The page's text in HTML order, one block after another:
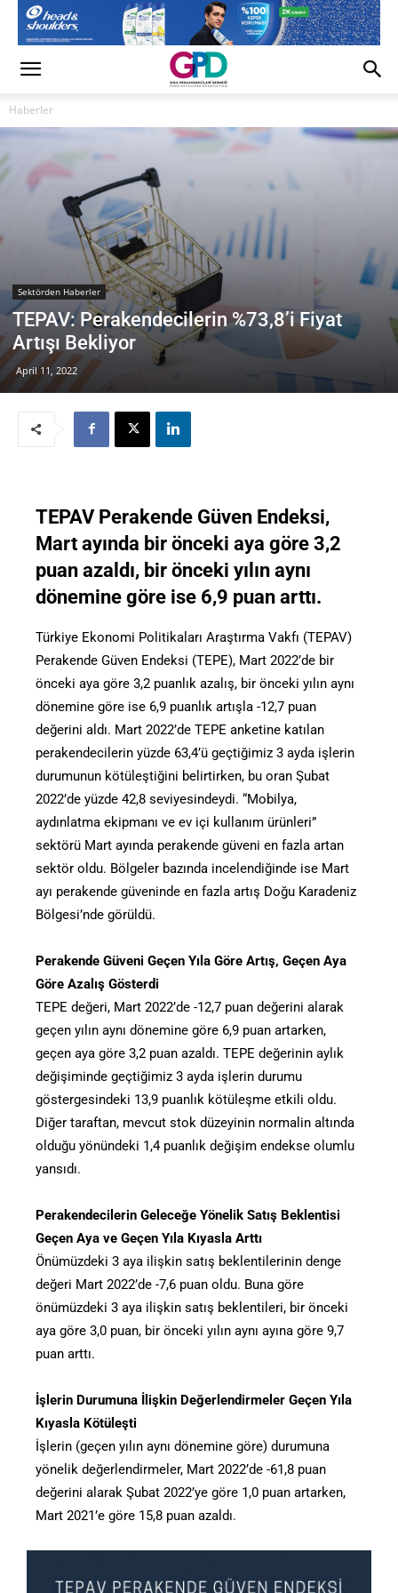
Haberler
Sektörden Haberler
TEPAV: Perakendecilerin %73,8’i Fiyat
Artışı Bekliyor
April 11, 2022
TEPAV Perakende Güven Endeksi,
Mart ayında bir önceki aya göre 3,2
puan azaldı, bir önceki yılın aynı
dönemine göre ise 6,9 puan arttı.
Türkiye Ekonomi Politikaları Araştırma Vakfı (TEPAV)
Perakende Güven Endeksi (TEPE), Mart 2022’de bir
önceki aya göre 3,2 puanlık azalış, bir önceki yılın aynı
dönemine göre ise 6,9 puanlık artışla -12,7 puan
değerini aldı. Mart 2022’de TEPE anketine katılan
perakendecilerin yüzde 63,4’ü geçtiğimiz 3 ayda işlerin
durumunun kötüleştiğini belirtirken, bu oran Şubat
2022’de yüzde 42,8 seviyesindeydi. “Mobilya,
aydınlatma ekipmanı ve ev içi kullanım ürünleri”
sektörü Mart ayında perakende güveni en fazla artan
sektör oldu. Bölgeler bazında incelendiğinde ise Mart
ayı perakende güveninde en fazla artış Doğu Karadeniz
Bölgesi’nde görüldü.
Perakende Güveni Geçen Yıla Göre Artış, Geçen Aya
Göre Azalış Gösterdi
TEPE değeri, Mart 2022’de -12,7 puan değerini alarak
geçen yılın aynı dönemine göre 6,9 puan artarken,
geçen aya göre 3,2 puan azaldı. TEPE değerinin aylık
değişiminde geçtiğimiz 3 ayda işlerin durumu
göstergesindeki 13,9 puanlık kötüleşme etkili oldu.
Diğer taraftan, mevcut stok düzeyinin normalin altında
olduğu yönündeki 1,4 puanlık değişim endekse olumlu
yansıdı.
Perakendecilerin Geleceğe Yönelik Satış Beklentisi
Geçen Aya ve Geçen Yıla Kıyasla Arttı
Önümüzdeki 3 aya ilişkin satış beklentilerinin denge
değeri Mart 2022’de -7,6 puan oldu. Buna göre
önümüzdeki 3 aya ilişkin satış beklentileri, bir önceki
aya göre 3,0 puan, bir önceki yılın aynı ayına göre 9,7
puan arttı.
İşlerin Durumuna İlişkin Değerlendirmeler Geçen Yıla
Kıyasla Kötüleşti
İşlerin (geçen yılın aynı dönemine göre) durumuna
yönelik değerlendirmeler, Mart 2022’de -61,8 puan
değerini alarak Şubat 2022’ye göre 1,0 puan artarken,
Mart 2021’e göre 15,8 puan azaldı.